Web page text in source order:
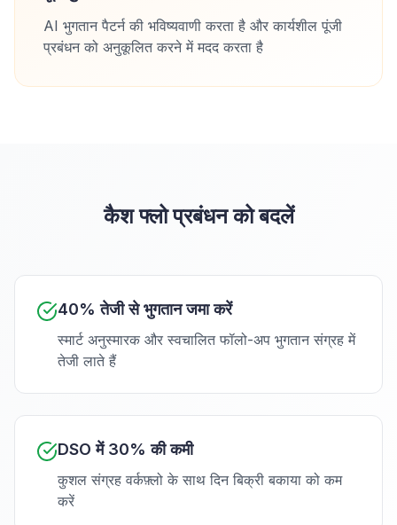
AI भुगतान पैटर्न की भविष्यवाणी करता है और कार्यशील पूंजी
प्रबंधन को अनुकूलित करने में मदद करता है
कैश फ्लो प्रबंधन को बदलें
40% तेजी से भुगतान जमा करें
स्मार्ट अनुस्मारक और स्वचालित फॉलो-अप भुगतान संग्रह में
तेजी लाते हैं
DSO में 30% की कमी
कुशल संग्रह वर्कफ़्लो के साथ दिन बिक्री बकाया को कम
करें